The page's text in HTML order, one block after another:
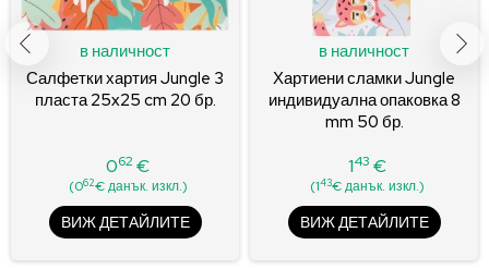
в наличност
Салфетки хартия Jungle 3
пласта 25x25 cm 20 бр.
Цена
062 €
(062€ данък. изкл.)
ВИЖ ДЕТАЙЛИТЕ
в наличност
Хартиени сламки Jungle
индивидуална опаковка 8
mm 50 бр.
Цена
143 €
(143€ данък. изкл.)
ВИЖ ДЕТАЙЛИТЕ